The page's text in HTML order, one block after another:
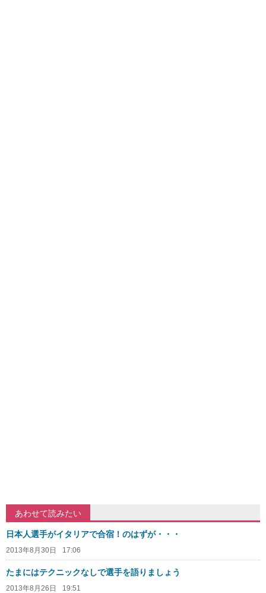
あわせて読みたい
日本人選手がイタリアで合宿！のはずが・・・
2013年8月30日 17:06
たまにはテクニックなしで選手を語りましょう
2013年8月26日 19:51